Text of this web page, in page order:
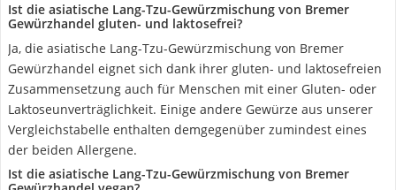
Ist die asiatische Lang-Tzu-Gewürzmischung von Bremer
Gewürzhandel gluten- und laktosefrei?
Ja, die asiatische Lang-Tzu-Gewürzmischung von Bremer
Gewürzhandel eignet sich dank ihrer gluten- und laktosefreien
Zusammensetzung auch für Menschen mit einer Gluten- oder
Laktoseunverträglichkeit. Einige andere Gewürze aus unserer
Vergleichstabelle enthalten demgegenüber zumindest eines
der beiden Allergene.
Ist die asiatische Lang-Tzu-Gewürzmischung von Bremer